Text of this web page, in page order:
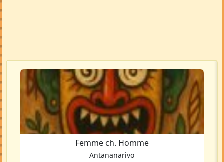
Femme ch. Homme
Antananarivo